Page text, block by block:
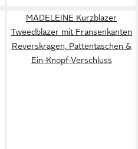
MADELEINE Kurzblazer
Tweedblazer mit Fransenkanten
Reverskragen, Pattentaschen &
Ein-Knopf-Verschluss